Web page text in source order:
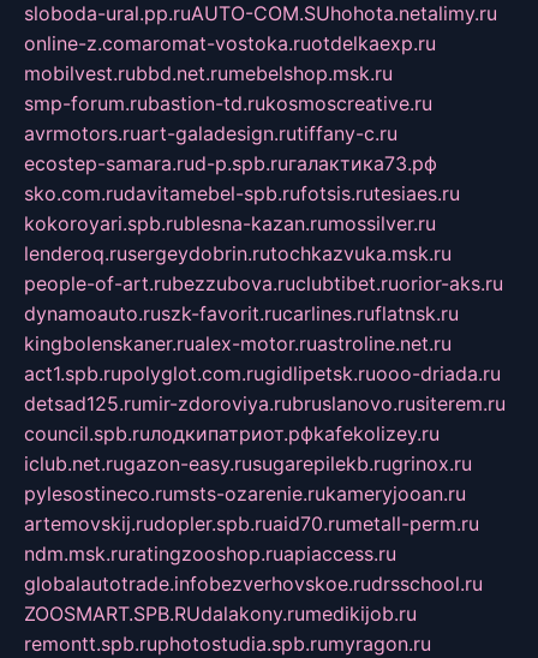
sloboda-ural.pp.ruAUTO-COM.SUhohota.netalimy.ru
online-z.comaromat-vostoka.ruotdelkaexp.ru
mobilvest.rubbd.net.rumebelshop.msk.ru
smp-forum.rubastion-td.rukosmoscreative.ru
avrmotors.ruart-galadesign.rutiffany-c.ru
ecostep-samara.rud-p.spb.ruгалактика73.рф
sko.com.rudavitamebel-spb.rufotsis.rutesiaes.ru
kokoroyari.spb.rublesna-kazan.rumossilver.ru
lenderoq.rusergeydobrin.rutochkazvuka.msk.ru
people-of-art.rubezzubova.ruclubtibet.ruorior-aks.ru
dynamoauto.ruszk-favorit.rucarlines.ruflatnsk.ru
kingbolenskaner.rualex-motor.ruastroline.net.ru
act1.spb.rupolyglot.com.rugidlipetsk.ruooo-driada.ru
detsad125.rumir-zdoroviya.rubruslanovo.rusiterem.ru
council.spb.ruлодкипатриот.рфkafekolizey.ru
iclub.net.rugazon-easy.rusugarepilekb.rugrinox.ru
pylesostineco.rumsts-ozarenie.rukameryjooan.ru
artemovskij.rudopler.spb.ruaid70.rumetall-perm.ru
ndm.msk.ruratingzooshop.ruapiaccess.ru
globalautotrade.infobezverhovskoe.rudrsschool.ru
ZOOSMART.SPB.RUdalakony.rumedikijob.ru
remontt.spb.ruphotostudia.spb.rumyragon.ru